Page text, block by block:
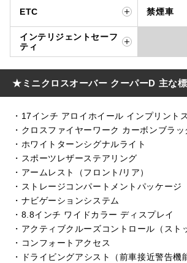
ETC 禁煙車
インテリジェントセーフ
ティ
★ミニクロスオーバー クーパーD 主な
・17インチ アロイホイール インプリント
・クロスファイヤーワーク カーボンブラッ
・ホワイトターンシグナルライト
・スポーツレザーステアリング
・アームレスト（フロント/リア）
・ストレージコンパートメントパッケージ
・ナビゲーションシステム
・8.8インチ ワイドカラー ディスプレイ
・アクティブクルーズコントロール（スト
・コンフォートアクセス
・ドライビングアシスト（前車接近警告機